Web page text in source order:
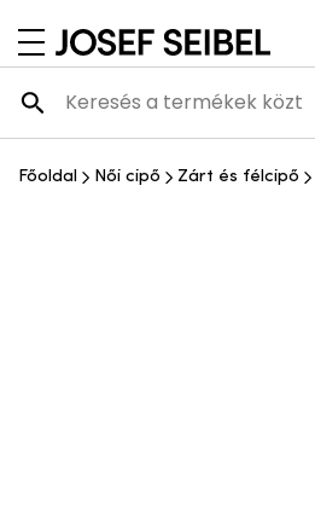
navigációs menü megnyitása
Josef Seibel Webshop
Főoldal Női cipő Zárt és félcipő